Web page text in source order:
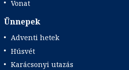
Vonat
Ünnepek
Adventi hetek
Húsvét
Karácsonyi utazás